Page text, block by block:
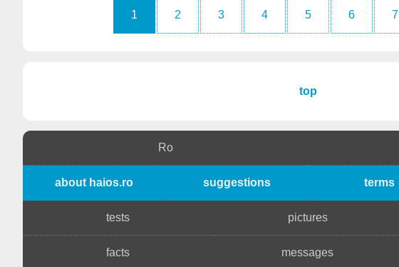
1 2 3 4 5 6 7
top
Ro
about haios.ro suggestions terms
tests pictures
facts messages